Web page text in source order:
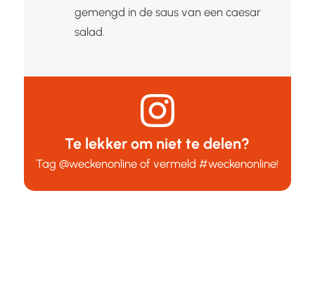
gemengd in de saus van een caesar
salad.
Te lekker om niet te delen?
Tag@weckenonline of vermeld#weckenonline!